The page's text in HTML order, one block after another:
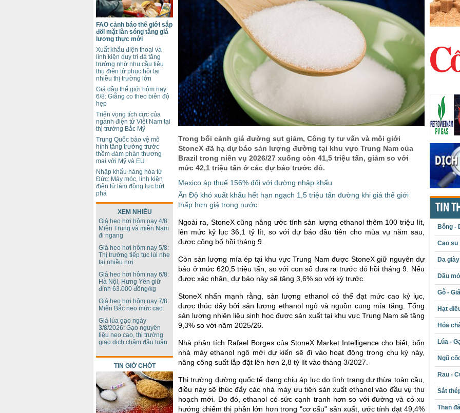
Trong bối cảnh giá đường sụt giảm, Công ty tư vấn và môi giới
StoneX đã hạ dự báo sản lượng đường tại khu vực Trung Nam của
Brazil trong niên vụ 2026/27 xuống còn 41,5 triệu tấn, giảm so với
mức 42,1 triệu tấn ở các dự báo trước đó.
Mexico áp thuế 156% đối với đường nhập khẩu
Ấn Độ khó xuất khẩu hết hạn ngạch 1,5 triệu tấn đường khi giá thế giới
thấp hơn giá trong nước
Ngoài ra, StoneX cũng nâng ước tính sản lượng ethanol thêm 100 triệu lít,
lên mức kỷ lục 36,1 tỷ lít, so với dự báo đầu tiên cho mùa vụ năm sau,
được công bố hồi tháng 9.
Còn sản lượng mía ép tại khu vực Trung Nam được StoneX giữ nguyên dự
báo ở mức 620,5 triệu tấn, so với con số đưa ra trước đó hồi tháng 9. Nếu
được xác nhận, dự báo này sẽ tăng 3,6% so với kỳ trước.
StoneX nhấn mạnh rằng, sản lượng ethanol có thể đạt mức cao kỷ lục,
được thúc đẩy bởi sản lượng ethanol ngô và nguồn cung mía tăng. Tổng
sản lượng nhiên liệu sinh học được sản xuất tại khu vực Trung Nam sẽ tăng
9,3% so với năm 2025/26.
Nhà phân tích Rafael Borges của StoneX Market Intelligence cho biết, bốn
nhà máy ethanol ngô mới dự kiến sẽ đi vào hoạt động trong chu kỳ này,
nâng công suất lắp đặt lên hơn 2,8 tỷ lít vào tháng 3/2027.
Thị trường đường quốc tế đang chịu áp lực do tình trạng dư thừa toàn cầu,
điều này sẽ thúc đẩy các nhà máy ưu tiên sản xuất ethanol vào đầu vụ thu
hoạch mới. Do đó, ethanol có sức cạnh tranh hơn so với đường và có xu
hướng chiếm thị phần lớn hơn trong "cơ cấu" sản xuất, ước tính đạt 49,4%
FAO cảnh báo thế giới sắp
đối mặt làn sóng tăng giá
lương thực mới
Xuất khẩu điện thoại và
linh kiện duy trì đà tăng
trưởng nhờ nhu cầu tiêu
thụ điện tử phục hồi tại
nhiều thị trường lớn
Giá dầu thế giới hôm nay
6/8: Giằng co theo biên độ
hẹp
Triển vọng tích cực của
ngành điện tử Việt Nam tại
thị trường Bắc Mỹ
Trung Quốc bảo vệ mô
hình tăng trưởng trước
thềm đàm phán thương
mại với Mỹ và EU
Nhập khẩu hàng hóa từ
Đức: Máy móc, linh kiện
điện tử làm động lực bứt
phá
XEM NHIỀU
Giá heo hơi hôm nay 4/8:
Miền Trung và miền Nam
đi ngang
Giá heo hơi hôm nay 5/8:
Thị trường tiếp tục lùi nhẹ
tại nhiều nơi
Giá heo hơi hôm nay 6/8:
Hà Nội, Hưng Yên giữ
đỉnh 63.000 đồng/kg
Giá heo hơi hôm nay 7/8:
Miền Bắc neo mức cao
Giá lúa gạo ngày
3/8/2026: Gạo nguyên
liệu neo cao, thị trường
giao dịch chậm đầu tuần
TIN GIỜ CHÓT
TIN
Bông -
Cao su
Da giày
Dầu
Gỗ -
Hạt
Hóa
Lúa -
Ngũ
Rau -
Sắt
Than đá